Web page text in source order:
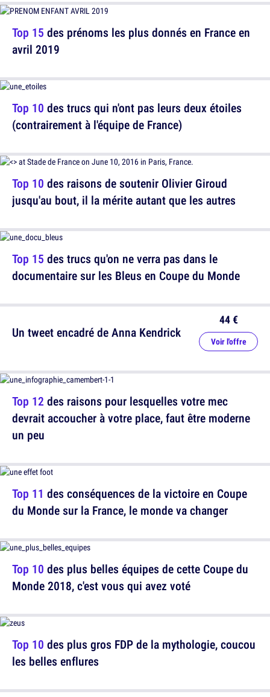
Top 15 des prénoms les plus donnés en France en
avril 2019
Top 10 des raisons de soutenir Olivier Giroud
jusqu'au bout, il la mérite autant que les autres
Un tweet encadré de Anna Kendrick
44 €
Voir l'offre
Top 11 des conséquences de la victoire en Coupe
du Monde sur la France, le monde va changer
Top 10 des plus gros FDP de la mythologie, coucou
les belles enflures
Top 10 des trucs qui n'ont pas leurs deux étoiles
(contrairement à l'équipe de France)
Top 15 des trucs qu'on ne verra pas dans le
documentaire sur les Bleus en Coupe du Monde
Top 12 des raisons pour lesquelles votre mec
devrait accoucher à votre place, faut être moderne
un peu
Top 10 des plus belles équipes de cette Coupe du
Monde 2018, c'est vous qui avez voté